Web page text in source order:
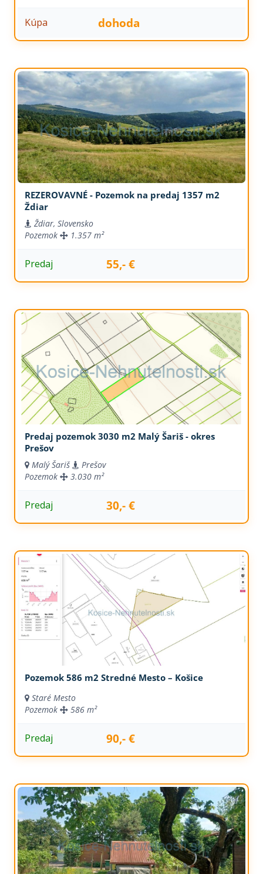
Kúpa dohoda
REZEROVAVNÉ - Pozemok na predaj 1357 m2
Ždiar
Ždiar, Slovensko
Pozemok
1.357 m²
Predaj 55,- €
Predaj pozemok 3030 m2 Malý Šariš - okres
Prešov
Malý Šariš
Prešov
Pozemok
3.030 m²
Predaj 30,- €
Pozemok 586 m2 Stredné Mesto – Košice
Staré Mesto
Pozemok
586 m²
Predaj 90,- €